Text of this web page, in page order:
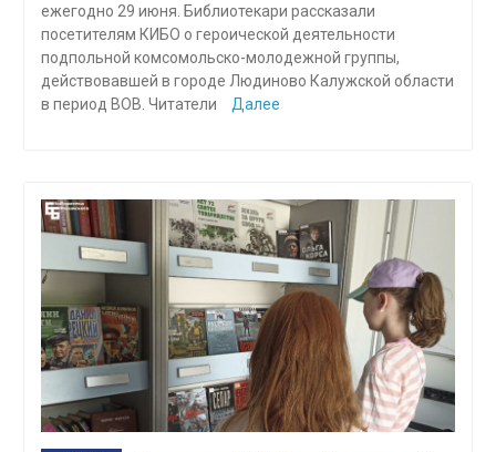
ежегодно 29 июня. Библиотекари рассказали
посетителям КИБО о героической деятельности
подпольной комсомольско-молодежной группы,
действовавшей в городе Людиново Калужской области
в период ВОВ. Читатели
Далее